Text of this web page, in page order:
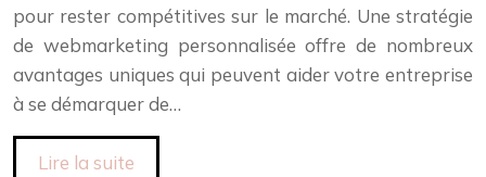
pour rester compétitives sur le marché. Une stratégie
de webmarketing personnalisée offre de nombreux
avantages uniques qui peuvent aider votre entreprise
à se démarquer de…
Lire la suite